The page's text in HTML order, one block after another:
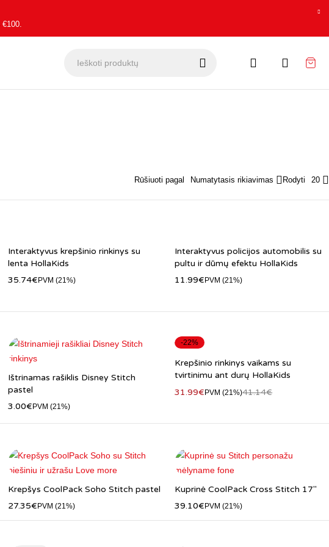
€100.
Rūšiuoti pagal Numatytasis rikiavimas Rodyti 20
Interaktyvus krepšinio rinkinys su
lenta HollaKids
35.74€ PVM (21%)
Interaktyvus policijos automobilis su
pultu ir dūmų efektu HollaKids
11.99€ PVM (21%)
Ištrinamas rašiklis Disney Stitch
pastel
3.00€ PVM (21%)
-22%
Krepšinio rinkinys vaikams su
tvirtinimu ant durų HollaKids
41.14€
31.99€PVM (21%)
Krepšys CoolPack Soho Stitch pastel
27.35€ PVM (21%)
Kuprinė CoolPack Cross Stitch 17"
39.10€ PVM (21%)